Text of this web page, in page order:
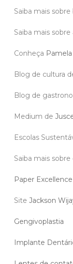
Saiba mais sobre
Saiba mais sobre
Conheça
Blog de cultura
Blog de
Medium de
Escolas
Saiba mais sobre
Paper Excellence
Site Jackson
Gengivoplastia
Implante